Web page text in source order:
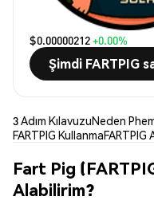
$0.00000212+0.00%
Şimdi FARTPIG
3 Adım KılavuzuNeden
FARTPIG KullanmaFARTPIG
Fart Pig
Alabilirim?